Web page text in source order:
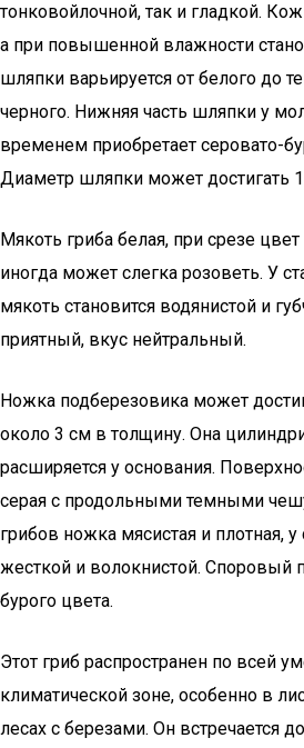
тонковойлочной, так и гладкой.
а при повышенной влажности
шляпки варьируется от белого до
черного. Нижняя часть шляпки у
временем приобретает серовато-
Диаметр шляпки может достигать
Мякоть гриба белая, при срезе цвет
иногда может слегка розоветь. У
мякоть становится водянистой и
приятный, вкус нейтральный.
Ножка подберезовика может
около 3 см в толщину. Она
расширяется у основания.
серая с продольными темными
грибов ножка мясистая и плотная, у
жесткой и волокнистой. Споровый
бурого цвета.
Этот гриб распространен по всей
климатической зоне, особенно в
лесах с березами. Он встречается